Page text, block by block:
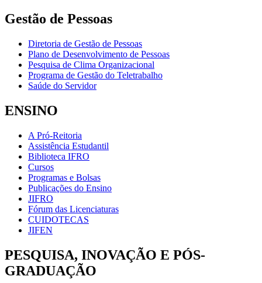
Gestão de Pessoas
Diretoria de Gestão de Pessoas
Plano de Desenvolvimento de Pessoas
Pesquisa de Clima Organizacional
Programa de Gestão do Teletrabalho
Saúde do Servidor
ENSINO
A Pró-Reitoria
Assistência Estudantil
Biblioteca IFRO
Cursos
Programas e Bolsas
Publicações do Ensino
JIFRO
Fórum das Licenciaturas
CUIDOTECAS
JIFEN
PESQUISA, INOVAÇÃO E PÓS-
GRADUAÇÃO